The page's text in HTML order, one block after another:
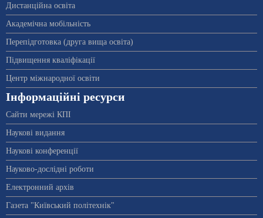
Дистанційна освіта
Академічна мобільність
Перепідготовка (друга вища освіта)
Підвищення кваліфікації
Центр міжнародної освіти
Інформаційні ресурси
Сайти мережі КПІ
Наукові видання
Наукові конференції
Науково-дослідні роботи
Електронний архів
Газета "Київський політехнік"